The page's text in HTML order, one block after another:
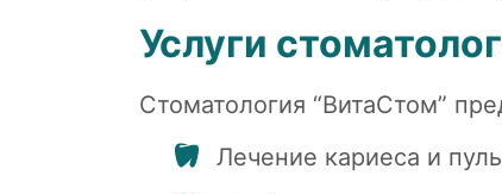
Услуги
Стоматология “ВитаСтом”
Лечение кариеса и